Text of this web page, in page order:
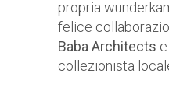
propria
felice
Baba Architects
collezionista